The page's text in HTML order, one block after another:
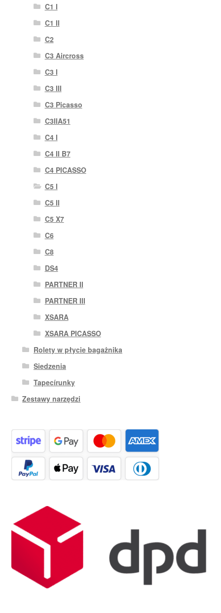
C1 I
C1 II
C2
C3 Aircross
C3 I
C3 III
C3 Picasso
C3IIA51
C4 I
C4 II B7
C4 PICASSO
C5 I
C5 II
C5 X7
C6
C8
DS4
PARTNER II
PARTNER III
XSARA
XSARA PICASSO
Rolety w płycie bagażnika
Siedzenia
Tapecírunky
Zestawy narzędzi